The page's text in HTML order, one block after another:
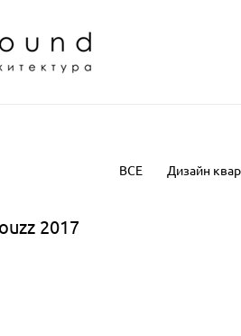
ВСЕ Дизайн
2017